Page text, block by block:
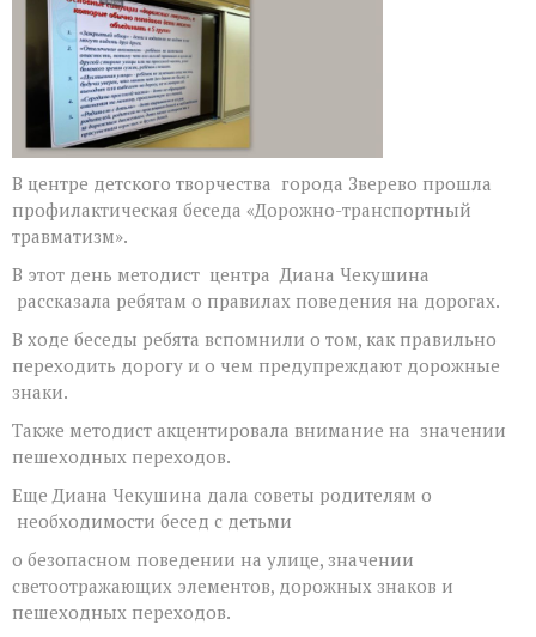
В центре детского творчества города Зверево прошла
профилактическая беседа «Дорожно-транспортный
травматизм».
В этот день методист центра Диана Чекушина
рассказала ребятам о правилах поведения на дорогах.
В ходе беседы ребята вспомнили о том, как правильно
переходить дорогу и о чем предупреждают дорожные
знаки.
Также методист акцентировала внимание на значении
пешеходных переходов.
Еще Диана Чекушина дала советы родителям о
необходимости бесед с детьми
о безопасном поведении на улице, значении
светоотражающих элементов, дорожных знаков и
пешеходных переходов.